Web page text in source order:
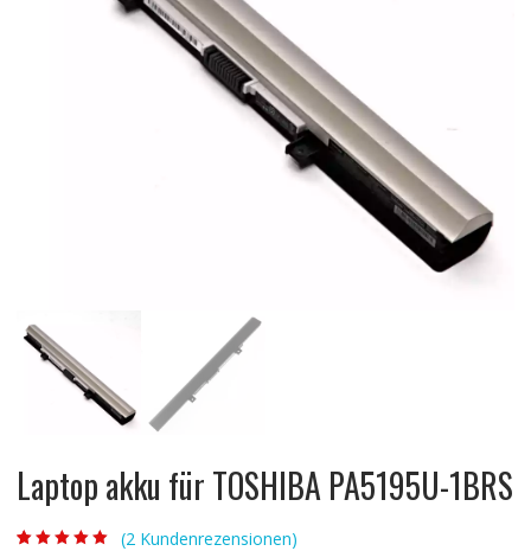
Laptop akku für TOSHIBA PA5195U-1BRS
(2 Kundenrezensionen)